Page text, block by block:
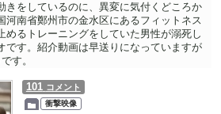
きをしているのに、異変に気付くどころか
河南省鄭州市の金水区にあるフィットネス
めるトレーニングをしていた男性が溺死し
です。紹介動画は早送りになっていますが
す。
101 コメント
衝撃映像